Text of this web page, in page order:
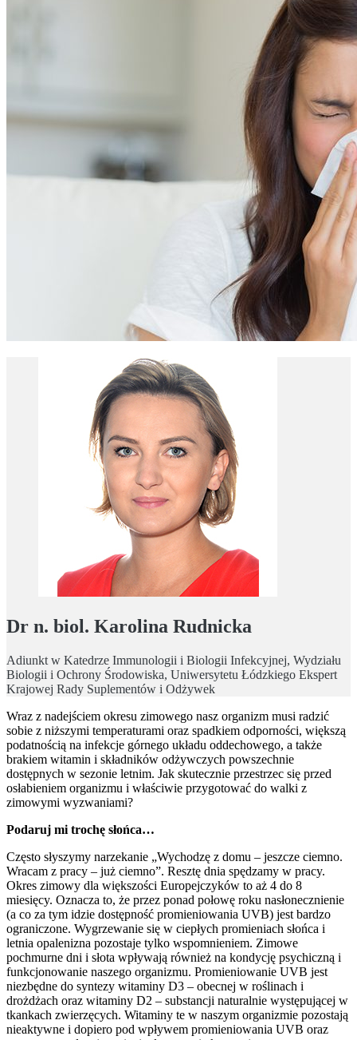
Dr n. biol. Karolina Rudnicka
Adiunkt w Katedrze Immunologii i Biologii Infekcyjnej, Wydziału
Biologii i Ochrony Środowiska, Uniwersytetu Łódzkiego Ekspert
Krajowej Rady Suplementów i Odżywek
Wraz z nadejściem okresu zimowego nasz organizm musi radzić
sobie z niższymi temperaturami oraz spadkiem odporności, większą
podatnością na infekcje górnego układu oddechowego, a także
brakiem witamin i składników odżywczych powszechnie
dostępnych w sezonie letnim. Jak skutecznie przestrzec się przed
osłabieniem organizmu i właściwie przygotować do walki z
zimowymi wyzwaniami?
Podaruj mi trochę słońca…
Często słyszymy narzekanie „Wychodzę z domu – jeszcze ciemno.
Wracam z pracy – już ciemno”. Resztę dnia spędzamy w pracy.
Okres zimowy dla większości Europejczyków to aż 4 do 8
miesięcy. Oznacza to, że przez ponad połowę roku nasłonecznienie
(a co za tym idzie dostępność promieniowania UVB) jest bardzo
ograniczone. Wygrzewanie się w ciepłych promieniach słońca i
letnia opalenizna pozostaje tylko wspomnieniem. Zimowe
pochmurne dni i słota wpływają również na kondycję psychiczną i
funkcjonowanie naszego organizmu. Promieniowanie UVB jest
niezbędne do syntezy witaminy D3 – obecnej w roślinach i
drożdżach oraz witaminy D2 – substancji naturalnie występującej w
tkankach zwierzęcych. Witaminy te w naszym organizmie pozostają
nieaktywne i dopiero pod wpływem promieniowania UVB oraz